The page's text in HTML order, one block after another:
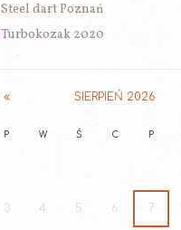
Steel dart Poznań
Turbokozak 2020
SIERPIEŃ 2026
P W Ś C P
3 4 5 6 7